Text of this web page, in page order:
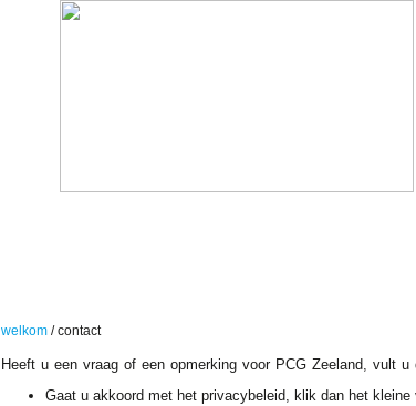
welkom /contact
Heeft u een vraag of een opmerking voor PCG Zeeland, vult
Gaat u akkoord met het privacybeleid, klik dan het kleine